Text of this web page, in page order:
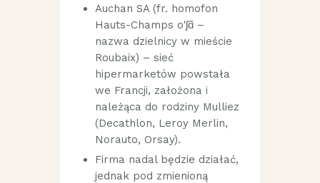
Auchan SA (fr. homofon
Hauts-Champs oˈʃɑ̃ –
nazwa dzielnicy w mieście
Roubaix) – sieć
hipermarketów powstała
we Francji, założona i
należąca do rodziny Mulliez
(Decathlon, Leroy Merlin,
Norauto, Orsay).
Firma nadal będzie działać,
jednak pod zmienioną